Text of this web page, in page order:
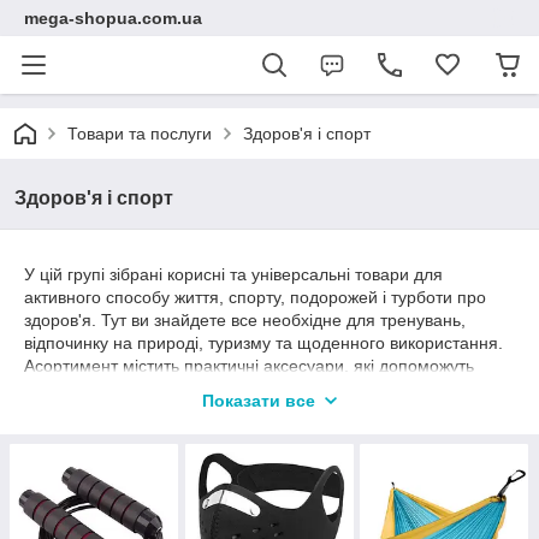
mega-shopua.com.ua
Товари та послуги Здоров'я і спорт
Здоров'я і спорт
У цій групі зібрані корисні та універсальні товари для
активного способу життя, спорту, подорожей і турботи про
здоров'я. Тут ви знайдете все необхідне для тренувань,
відпочинку на природі, туризму та щоденного використання.
Асортимент містить практичні аксесуари, які допоможуть
комфортнішими й безпечнішими.
представлені скакалки, спортивні маски та фільтри, які
забезпечують правильне дихання й ефективні тренування.
Спортивні рукавички допоможуть захистити руки від мозолів і
Показати все